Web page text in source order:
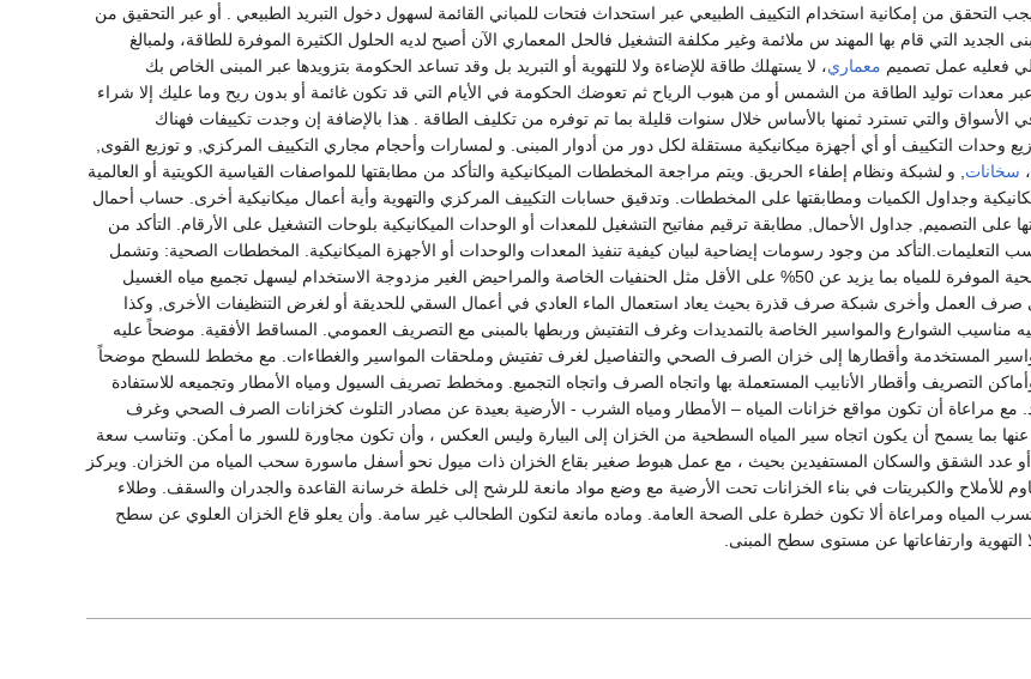
التحقق من إمكانية استخدام التكييف الطبيعي عبر استحداث فتحات للمباني القائمة لسهول دخول التبريد الطبيعي . أو عبر التحقيق من
الجديد التي قام بها المهند س ملائمة وغير مكلفة التشغيل فالحل المعماري الآن أصبح لديه الحلول الكثيرة الموفرة للطاقة، ولمبالغ
فعليه عمل تصميم معماري، لا يستهلك طاقة للإضاءة ولا للتهوية أو التبريد بل وقد تساعد الحكومة بتزويدها عبر المبنى الخاص بك
عبر معدات توليد الطاقة من الشمس أو من هبوب الرياح ثم تعوضك الحكومة في الأيام التي قد تكون غائمة أو بدون ريح وما عليك إلا شراء
الأسواق والتي تسترد ثمنها بالأساس خلال سنوات قليلة بما تم توفره من تكليف الطاقة . هذا بالإضافة إن وجدت تكييفات فهناك
التكييف أو أي أجهزة ميكانيكية مستقلة لكل دور من أدوار المبنى. و لمسارات وأحجام مجاري التكييف المركزي, و توزيع القوى,
سخانات , و لشبكة ونظام إطفاء الحريق. ويتم مراجعة المخططات الميكانيكية والتأكد من مطابقتها للمواصفات القياسية الكويتية أو العالمية
وجداول الكميات ومطابقتها على المخططات. وتدقيق حسابات التكييف المركزي والتهوية وأية أعمال ميكانيكية أخرى. حساب أحمال
على التصميم, جداول الأحمال, مطابقة ترقيم مفاتيح التشغيل للمعدات أو الوحدات الميكانيكية بلوحات التشغيل على الأرقام. التأكد من
التعليمات.التأكد من وجود رسومات إيضاحية لبيان كيفية تنفيذ المعدات والوحدات أو الأجهزة الميكانيكية. المخططات الصحية: وتشمل
قوائم المواصفات والعدد الصحية الموفرة للمياه بما يزيد عن 50% على الأقل مثل الحنفيات الخاصة والمراحيض الغير مزدوجة الاستخدام ليسهل تجميع مياه الغسيل
صرف العمل وأخرى شبكة صرف قذرة بحيث يعاد استعمال الماء العادي في أعمال السقي للحديقة أو لغرض التنظيفات الأخرى, وكذا
الشوارع والمواسير الخاصة بالتمديدات وغرف التفتيش وربطها بالمبنى مع التصريف العمومي. المساقط الأفقية. موضحاً عليه
المستخدمة وأقطارها إلى خزان الصرف الصحي والتفاصيل لغرف تفتيش وملحقات المواسير والغطاءات. مع مخطط للسطح موضحاً
التصريف وأقطار الأنابيب المستعملة بها واتجاه الصرف واتجاه التجميع. ومخطط تصريف السيول ومياه الأمطار وتجميعه للاستفادة
مع مراعاة أن تكون مواقع خزانات المياه – الأمطار ومياه الشرب - الأرضية بعيدة عن مصادر التلوث كخزانات الصرف الصحي وغرف
بما يسمح أن يكون اتجاه سير المياه السطحية من الخزان إلى البيارة وليس العكس ، وأن تكون مجاورة للسور ما أمكن. وتناسب سعة
أو عدد الشقق والسكان المستفيدين بحيث ، مع عمل هبوط صغير بقاع الخزان ذات ميول نحو أسفل ماسورة سحب المياه من الخزان. ويركز
للأملاح والكبريتات في بناء الخزانات تحت الأرضية مع وضع مواد مانعة للرشح إلى خلطة خرسانة القاعدة والجدران والسقف. وطلاء
تسرب المياه ومراعاة ألا تكون خطرة على الصحة العامة. وماده مانعة لتكون الطحالب غير سامة. وأن يعلو قاع الخزان العلوي عن سطح
وارتفاعاتها عن مستوى سطح المبنى.